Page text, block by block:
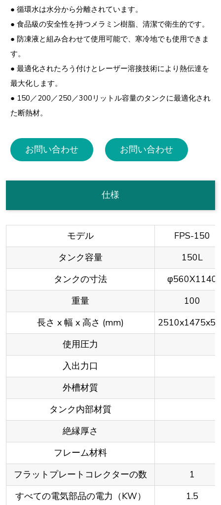
● 循環水は水分から分離されています。
● 食品級の安全性を持つメラミン樹脂、清潔で衛生的です。
● 防凍液と組み合わせて使用可能で、寒冷地でも使用できま
す。
● 最適化されたろう付けとレーザー溶接技術により熱伝達を
最大化します。
● 150／200／250／300リットル容量のタンクに最適化され
た断熱材。
お問い合わせ お問い合わせ
仕様
モデル
FPS-150
タンク容量
150L
タンクの寸法
φ560X1140
重量
100
長さ x 幅 x 高さ (mm)
使用圧力
入出力口
外槽材質
タンク内部材質
絶縁厚さ
フレーム材料
フラットプレートコレクターの数
1
すべての電気部品の電力（KW）
1.5